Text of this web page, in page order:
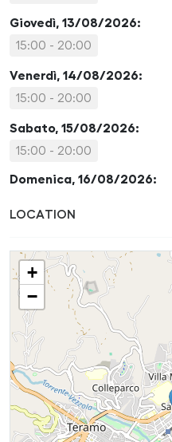
Giovedì, 13/08/2026:
15:00 - 20:00
Venerdì, 14/08/2026:
15:00 - 20:00
Sabato, 15/08/2026:
15:00 - 20:00
Domenica, 16/08/2026:
LOCATION
+
−